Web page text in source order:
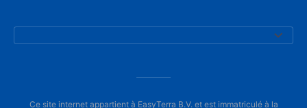
Ce site internet appartient à EasyTerra B.V. et est immatriculé à la